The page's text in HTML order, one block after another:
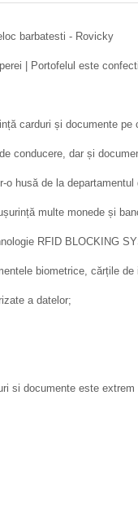
barbatesti - Rovicky
| Portofelul este
carduri și documente pe
conducere, dar și
husă de la
multe monede și
RFID BLOCKING
biometrice, cărțile
a datelor;
si documente este